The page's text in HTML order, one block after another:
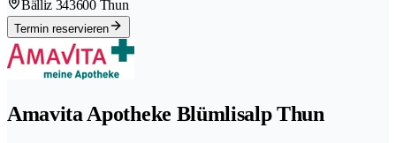
Bälliz 343600 Thun
Termin reservieren
Amavita Apotheke Blümlisalp Thun